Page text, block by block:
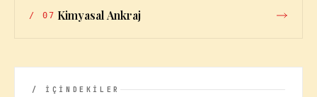
/ 07 Kimyasal Ankraj
/ İÇİNDEKİLER